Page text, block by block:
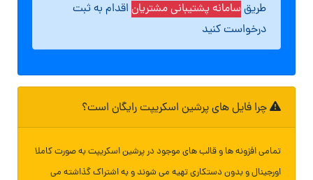
طریقسامانه پشتیبانی مشتریان اقدام به ثبت
درخواست کنید
چرا فایل های پرشین اسکریپت رایگان است؟
تمامی افزونه ها و قالب های موجود در پرشین اسکریپت به صورت کاملا
اورجینال و بدون دستکاری تهیه می شوند و به اشتراک گذاشته می